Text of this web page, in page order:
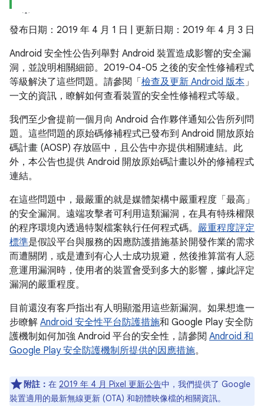
發布日期：2019 年 4 月 1 日 | 更新日期：2019 年 4 月 3 日
Android 安全性公告列舉對 Android 裝置造成影響的安全漏
洞，並說明相關細節。2019-04-05 之後的安全性修補程式
等級解決了這些問題。請參閱「 檢查及更新 Android 版本」
一文的資訊，瞭解如何查看裝置的安全性修補程式等級。
我們至少會提前一個月向 Android 合作夥伴通知公告所列問
題。這些問題的原始碼修補程式已發布到 Android 開放原始
碼計畫 (AOSP) 存放區中，且公告中亦提供相關連結。此
外，本公告也提供 Android 開放原始碼計畫以外的修補程式
連結。
在這些問題中，最嚴重的就是媒體架構中嚴重程度「最高」
的安全漏洞。遠端攻擊者可利用這類漏洞，在具有特殊權限
的程序環境內透過特製檔案執行任何程式碼。 嚴重程度評定
標準是假設平台與服務的因應防護措施基於開發作業的需求
而遭關閉，或是遭到有心人士成功規避，然後推算當有人惡
意運用漏洞時，使用者的裝置會受到多大的影響，據此評定
漏洞的嚴重程度。
目前還沒有客戶指出有人明顯濫用這些新漏洞。如果想進一
步瞭解 Android 安全性平台防護措施和 Google Play 安全防
護機制如何加強 Android 平台的安全性，請參閱 Android 和
Google Play 安全防護機制所提供的因應措施。
附註： 在 2019 年 4 月 Pixel 更新公告中，我們提供了 Google
裝置適用的最新無線更新 (OTA) 和韌體映像檔的相關資訊。